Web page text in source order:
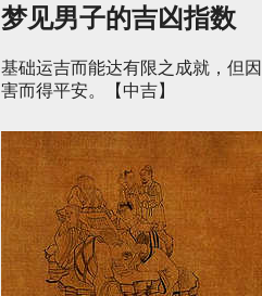
梦见男子的吉凶指数
基础运吉而能达有限之成就，但
害而得平安。【中吉】